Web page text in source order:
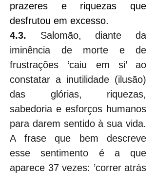
prazeres e riquezas que
desfrutou em excesso.
4.3. Salomão, diante da
iminência de morte e de
frustrações ‘caiu em si’ ao
constatar a inutilidade (ilusão)
das glórias, riquezas,
sabedoria e esforços humanos
para darem sentido à sua vida.
A frase que bem descreve
esse sentimento é a que
aparece 37 vezes: ’correr atrás